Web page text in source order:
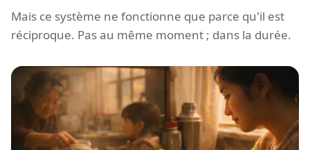
Mais ce système ne fonctionne que parce qu'il est
réciproque. Pas au même moment ; dans la durée.